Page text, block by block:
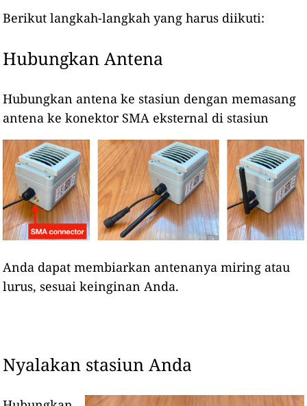
Berikut langkah-langkah yang harus diikuti:
Hubungkan Antena
Hubungkan antena ke stasiun dengan memasang
antena ke konektor SMA eksternal di stasiun
Anda dapat membiarkan antenanya miring atau
lurus, sesuai keinginan Anda.
Nyalakan stasiun Anda